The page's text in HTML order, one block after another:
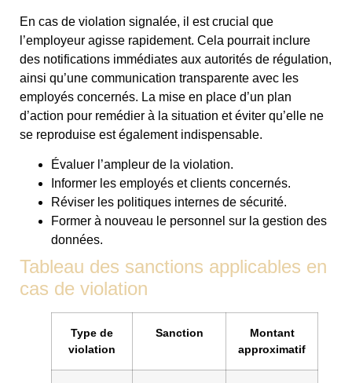
En cas de violation signalée, il est crucial que
l’employeur agisse rapidement. Cela pourrait inclure
des notifications immédiates aux autorités de régulation,
ainsi qu’une communication transparente avec les
employés concernés. La mise en place d’un plan
d’action pour remédier à la situation et éviter qu’elle ne
se reproduise est également indispensable.
Évaluer l’ampleur de la violation.
Informer les employés et clients concernés.
Réviser les politiques internes de sécurité.
Former à nouveau le personnel sur la gestion des
données.
Tableau des sanctions applicables en
cas de violation
Type de
violation
Sanction
Montant
approximatif